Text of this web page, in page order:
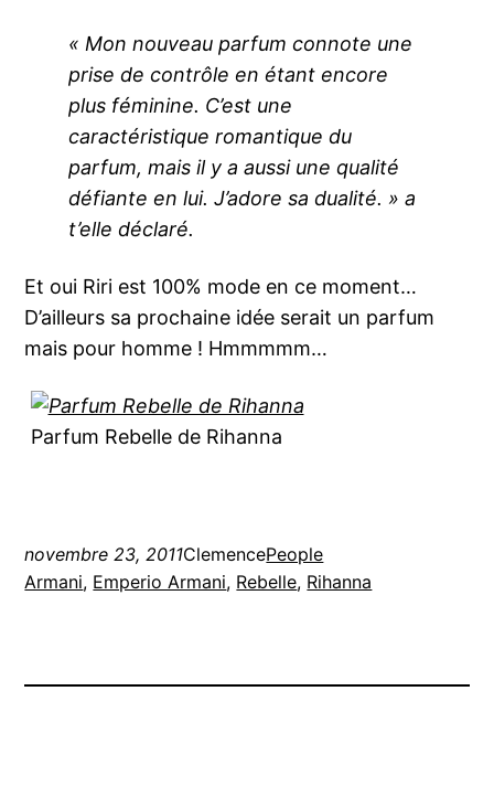
« Mon nouveau parfum connote une
prise de contrôle en étant encore
plus féminine. C’est une
caractéristique romantique du
parfum, mais il y a aussi une qualité
défiante en lui. J’adore sa dualité. » a
t’elle déclaré.
Et oui Riri est 100% mode en ce moment…
D’ailleurs sa prochaine idée serait un parfum
mais pour homme ! Hmmmmm…
Parfum Rebelle de Rihanna
novembre 23, 2011ClemencePeople
Armani, Emperio Armani, Rebelle, Rihanna